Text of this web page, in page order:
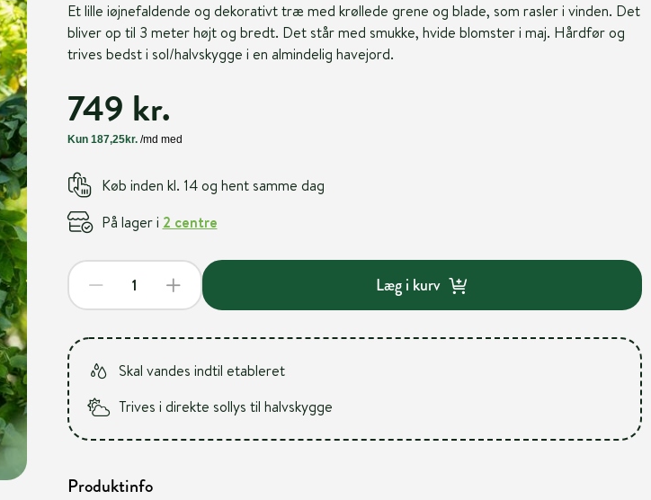
Et lille iøjnefaldende og dekorativt træ med krøllede grene og blade, som rasler i vinden. Det
bliver op til 3 meter højt og bredt. Det står med smukke, hvide blomster i maj. Hårdfør og
trives bedst i sol/halvskygge i en almindelig havejord.
749 kr.
Køb inden kl. 14 og hent samme dag
På lager i 2 centre
Læg i kurv
Skal vandes indtil etableret
Trives i direkte sollys til halvskygge
Produktinfo